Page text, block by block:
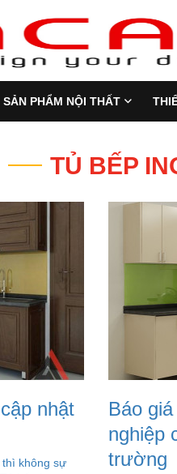
SẢN PHẨM NỘI THẤT
TỦ BẾP
nhật
thì không sự
Báo
nghiệp
trường